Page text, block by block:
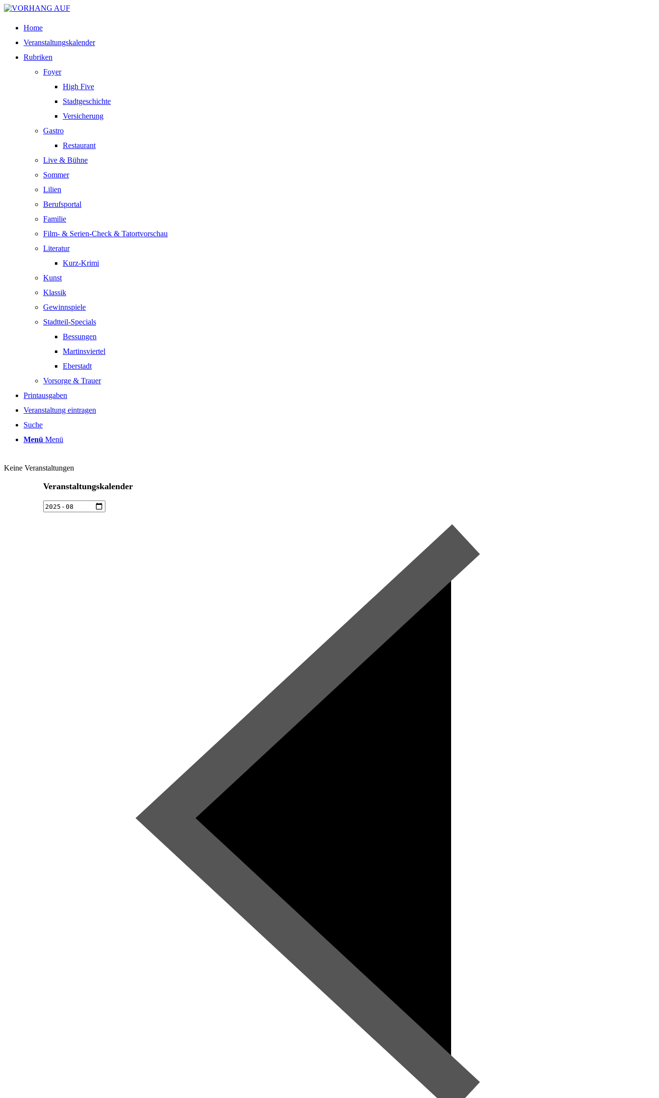
Home
Veranstaltungskalender
Rubriken
Foyer
High Five
Stadtgeschichte
Versicherung
Gastro
Restaurant
Live & Bühne
Sommer
Lilien
Berufsportal
Familie
Film- & Serien-Check & Tatortvorschau
Literatur
Kurz-Krimi
Kunst
Klassik
Gewinnspiele
Stadtteil-Specials
Bessungen
Martinsviertel
Eberstadt
Vorsorge & Trauer
Printausgaben
Veranstaltung eintragen
Suche
Menü Menü
Keine Veranstaltungen
Veranstaltungskalender